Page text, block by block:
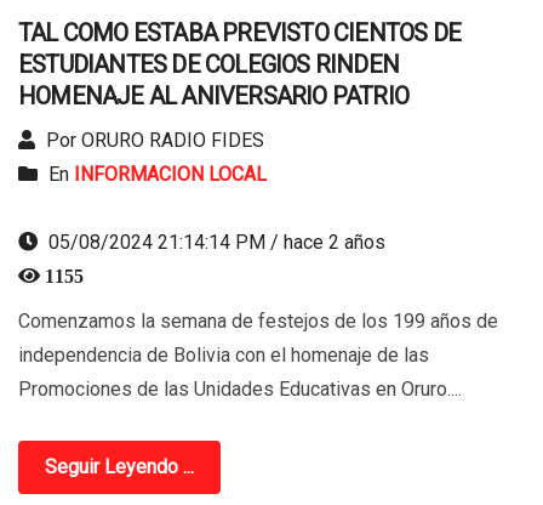
TAL COMO ESTABA PREVISTO CIENTOS DE
ESTUDIANTES DE COLEGIOS RINDEN
HOMENAJE AL ANIVERSARIO PATRIO
Por ORURO RADIO FIDES
En
INFORMACION LOCAL
05/08/2024 21:14:14 PM / hace 2 años
1155
Comenzamos la semana de festejos de los 199 años de
independencia de Bolivia con el homenaje de las
Promociones de las Unidades Educativas en Oruro....
Seguir Leyendo ...